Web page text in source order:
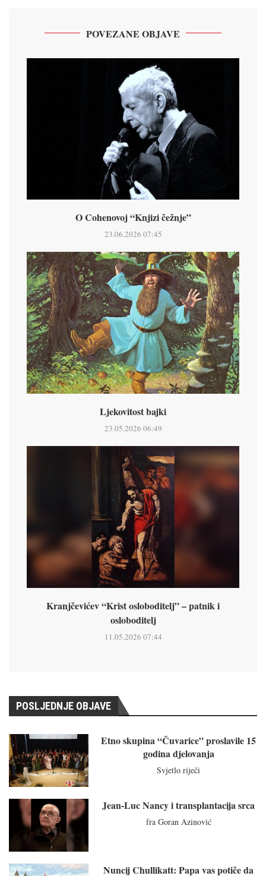
POVEZANE OBJAVE
O Cohenovoj “Knjizi čežnje”
23.06.2026 07:45
Ljekovitost bajki
23.05.2026 06:49
Kranjčevićev “Krist osloboditelj” – patnik i
osloboditelj
11.05.2026 07:44
POSLJEDNJE OBJAVE
Etno skupina “Čuvarice” proslavile 15
godina djelovanja
Svjetlo riječi
Jean-Luc Nancy i transplantacija srca
fra Goran Azinović
Nuncij Chullikatt: Papa vas potiče da